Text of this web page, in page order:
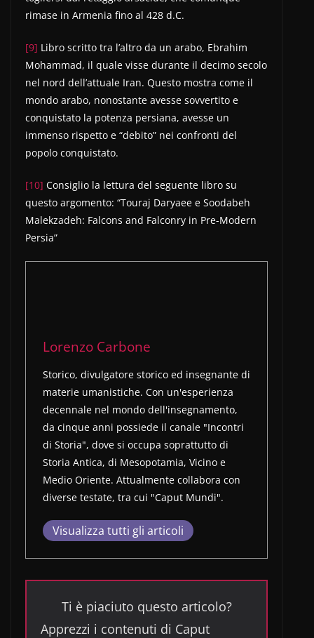
rimase in Armenia fino al 428 d.C.
[9] Libro scritto tra l’altro da un arabo, Ebrahim
Mohammad, il quale visse durante il decimo secolo
nel nord dell’attuale Iran. Questo mostra come il
mondo arabo, nonostante avesse sovvertito e
conquistato la potenza persiana, avesse un
immenso rispetto e “debito” nei confronti del
popolo conquistato.
[10] Consiglio la lettura del seguente libro su
questo argomento: “Touraj Daryaee e Soodabeh
Malekzadeh: Falcons and Falconry in Pre-Modern
Persia”
Lorenzo Carbone
Storico, divulgatore storico ed insegnante di
materie umanistiche. Con un'esperienza
decennale nel mondo dell'insegnamento,
da cinque anni possiede il canale "Incontri
di Storia", dove si occupa soprattutto di
Storia Antica, di Mesopotamia, Vicino e
Medio Oriente. Attualmente collabora con
diverse testate, tra cui "Caput Mundi".
Visualizza tutti gli articoli
Ti è piaciuto questo articolo?
Apprezzi i contenuti di Caput